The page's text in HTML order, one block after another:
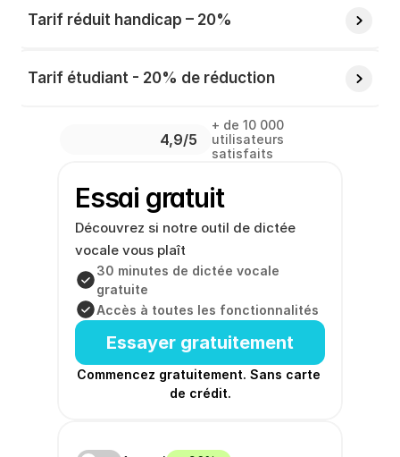
Tarif réduit handicap – 20%
Tarif étudiant - 20% de réduction
4,9/5
+ de 10 000
utilisateurs
satisfaits
Essai gratuit
Découvrez si notre outil de dictée
vocale vous plaît
30 minutes de dictée vocale
gratuite
Accès à toutes les fonctionnalités
Essayer gratuitement
Commencez gratuitement. Sans carte
de crédit.